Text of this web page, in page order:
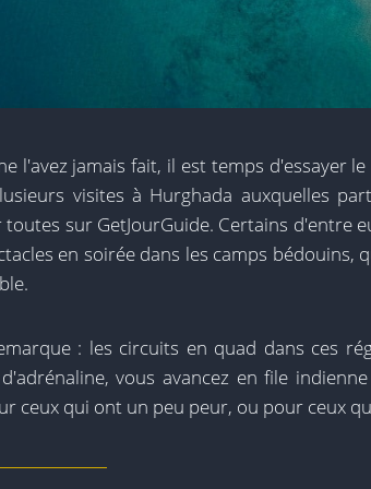
l'avez jamais fait, il est temps d'essayer
visites à Hurghada auxquelles
toutes sur GetJourGuide. Certains d'entre
en soirée dans les camps bédouins,
: les circuits en quad dans ces
vous avancez en file
ceux qui ont un peu peur, ou pour ceux